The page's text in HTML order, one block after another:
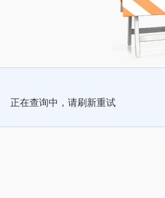
正在查询中，请刷新重试